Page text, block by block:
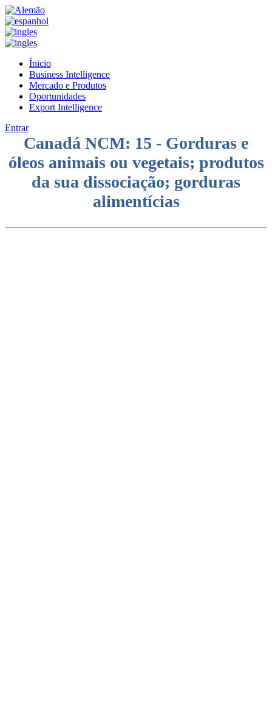
Ínicio
Business Intelligence
Mercado e Produtos
Oportunidades
Export Intelligence
Entrar
Canadá NCM: 15 - Gorduras e
óleos animais ou vegetais; produtos
da sua dissociação; gorduras
alimentícias